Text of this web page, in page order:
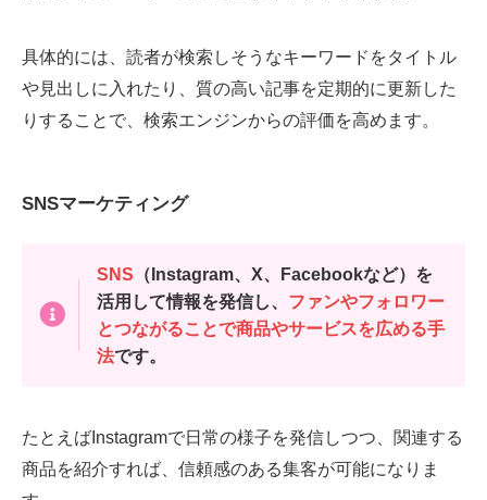
具体的には、読者が検索しそうなキーワードをタイトル
や見出しに入れたり、質の高い記事を定期的に更新した
りすることで、検索エンジンからの評価を高めます。
SNSマーケティング
SNS （Instagram、X、Facebookなど）を
活用して情報を発信し、 ファンやフォロワー
とつながることで商品やサービスを広める手
法です。
たとえばInstagramで日常の様子を発信しつつ、関連する
商品を紹介すれば、信頼感のある集客が可能になりま